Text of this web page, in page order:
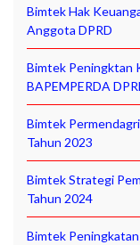
Bimtek Hak
Anggota DPRD
Bimtek Peningktan
BAPEMPERDA
Bimtek
Tahun 2023
Bimtek Strategi
Tahun 2024
Bimtek